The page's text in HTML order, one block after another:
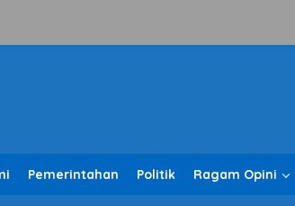
Pemerintahan Politik Ragam Opini